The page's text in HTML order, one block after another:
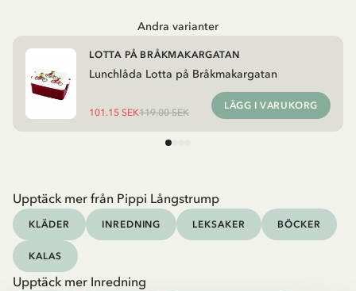
Andra varianter
Lunchlåda Lotta på Bråkmakargatan
LOTTA PÅ BRÅKMAKARGATAN
101.15 SEK119.00 SEK
LÄGG I VARUKORG
Upptäck mer från Pippi Långstrump
KLÄDER INREDNING LEKSAKER BÖCKER
KALAS
Upptäck mer Inredning